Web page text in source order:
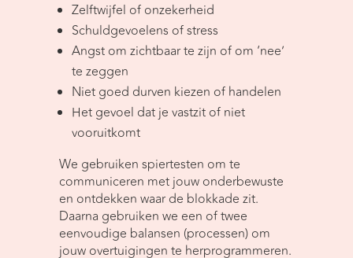
Zelftwijfel of onzekerheid
Schuldgevoelens of stress
Angst om zichtbaar te zijn of om ‘nee’
te zeggen
Niet goed durven kiezen of handelen
Het gevoel dat je vastzit of niet
vooruitkomt
We gebruiken spiertesten om te
communiceren met jouw onderbewuste
en ontdekken waar de blokkade zit.
Daarna gebruiken we een of twee
eenvoudige balansen (processen) om
jouw overtuigingen te herprogrammeren.